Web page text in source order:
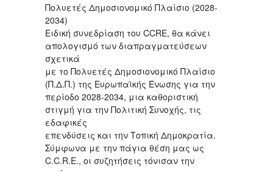
Πολυετές Δημοσιονομικό Πλαίσιο (2028-
2034)
Ειδική συνεδρίαση του CCRE, θα κάνει
απολογισμό των διαπραγματεύσεων
σχετικά
με το Πολυετές Δημοσιονομικό Πλαίσιο
(Π.Δ.Π.) της Ευρωπαϊκής Ένωσης για την
περίοδο 2028-2034, μια καθοριστική
στιγμή για την Πολιτική Συνοχής, τις
εδαφικές
επενδύσεις και την Τοπική Δημοκρατία.
Σύμφωνα με την πάγια θέση μας ως
C.C.R.E., οι συζητήσεις τόνισαν την